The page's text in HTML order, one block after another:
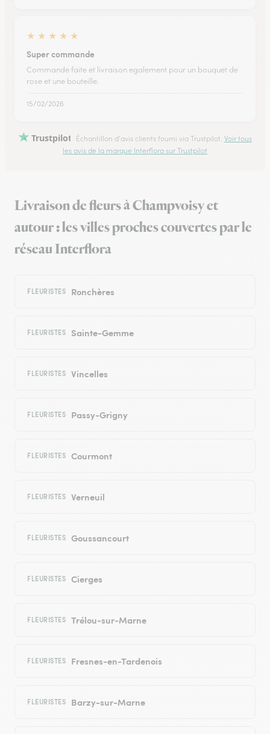
★ ★ ★ ★ ★
Super commande
Commande faite et livraison egalement pour un bouquet de
rose et une bouteille.
15/02/2026
Trustpilot Échantillon d'avis clients fourni via Trustpilot. Voir tous
les avis de la marque Interflora sur Trustpilot
Livraison de fleurs à Champvoisy et
autour : les villes proches couvertes par le
réseau Interflora
FLEURISTES Ronchères
FLEURISTES Sainte-Gemme
FLEURISTES Vincelles
FLEURISTES Passy-Grigny
FLEURISTES Courmont
FLEURISTES Verneuil
FLEURISTES Goussancourt
FLEURISTES Cierges
FLEURISTES Trélou-sur-Marne
FLEURISTES Fresnes-en-Tardenois
FLEURISTES Barzy-sur-Marne